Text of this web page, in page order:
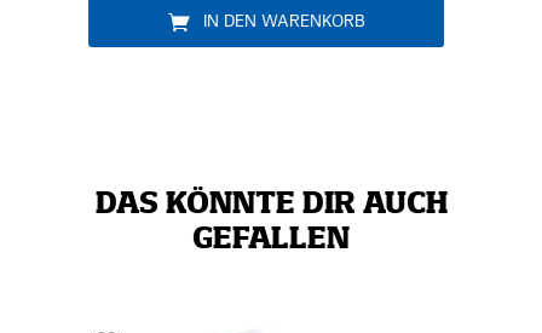
DAS KÖNNTE DIR AUCH
GEFALLEN